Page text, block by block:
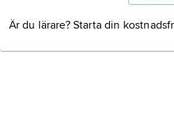
Är du lärare? Starta din